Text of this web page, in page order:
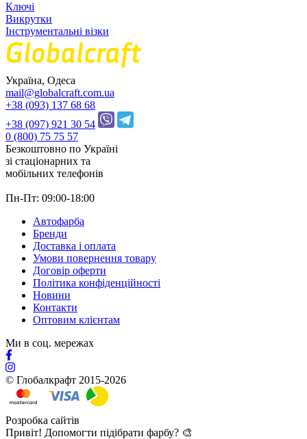
Ключі
Викрутки
Інструментальні візки
Україна, Одеса
mail@globalcraft.com.ua
+38 (093) 137 68 68
+38 (097) 921 30 54
0 (800) 75 75 57
Безкоштовно по Україні
зі стацiонарних та
мобільних телефонів
Пн-Пт: 09:00-18:00
Автофарба
Бренди
Доставка і оплата
Умови повернення товару
Договір оферти
Політика конфіденційності
Новини
Контакти
Оптовим клієнтам
Ми в соц. мережах
© Глобалкрафт 2015-2026
Розробка сайтів
Привіт! Допомогти підібрати фарбу? 🎨